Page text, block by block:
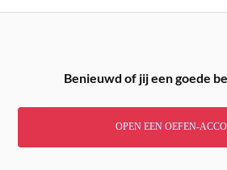
Benieuwd of jij een goede
OPEN EEN OEFEN-